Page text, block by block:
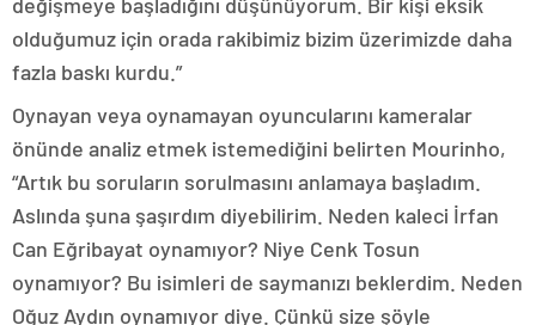
olduğumuz için orada rakibimiz bizim üzerimizde daha
fazla baskı kurdu.”
Oynayan veya oynamayan oyuncularını kameralar
önünde analiz etmek istemediğini belirten Mourinho,
“Artık bu soruların sorulmasını anlamaya başladım.
Aslında şuna şaşırdım diyebilirim. Neden kaleci İrfan
Can Eğribayat oynamıyor? Niye Cenk Tosun
oynamıyor? Bu isimleri de saymanızı beklerdim. Neden
Oğuz Aydın oynamıyor diye. Çünkü size şöyle